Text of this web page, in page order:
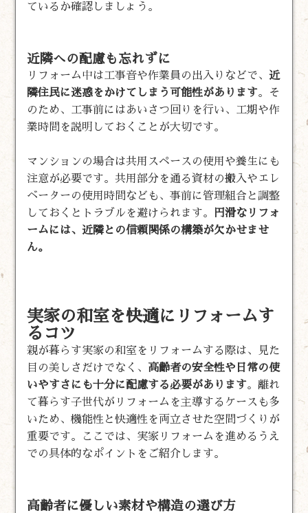
ているか確認しましょう。
近隣への配慮も忘れずに
リフォーム中は工事音や作業員の出入りなどで、近
隣住民に迷惑をかけてしまう可能性があります。そ
のため、工事前にはあいさつ回りを行い、工期や作
業時間を説明しておくことが大切です。
マンションの場合は共用スペースの使用や養生にも
注意が必要です。共用部分を通る資材の搬入やエレ
ベーターの使用時間なども、事前に管理組合と調整
しておくとトラブルを避けられます。
円滑なリフォ
ームには、近隣との信頼関係の構築が欠かせませ
ん。
実家の和室を快適にリフォームす
るコツ
親が暮らす実家の和室をリフォームする際は、見た
目の美しさだけでなく、 高齢者の安全性や日常の使
いやすさにも十分に配慮する必要があります。離れ
て暮らす子世代がリフォームを主導するケースも多
いため、機能性と快適性を両立させた空間づくりが
重要です。ここでは、実家リフォームを進めるうえ
での具体的なポイントをご紹介します。
高齢者に優しい素材や構造の選び方